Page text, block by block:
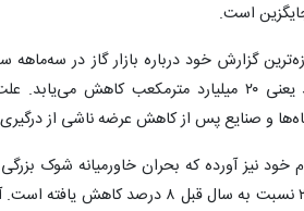
است.
جهانی گاز امسال ۰.۵ درصد یعنی ۲۰ میلیارد
و صنایع پس از کاهش عرضه ناشی از
نیز آورده که بحران خاورمیانه شوک بزرگی
جهانی گاز مایع در مارس ۲۰۲۶ نسبت به سال